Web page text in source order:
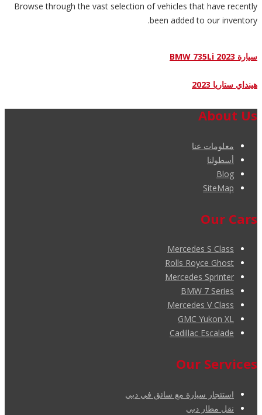
Browse through the vast selection of vehicles that have recently
been added to our inventory.
سيارة BMW 735Li 2023
هينداي ستاريا 2023
About Us
معلومات عنا
أسطولنا
Blog
SiteMap
Our Cars
Mercedes S Class
Rolls Royce Ghost
Mercedes Sprinter
BMW 7 Series
Mercedes V Class
GMC Yukon XL
Cadillac Escalade
Our Services
استئجار سيارة مع سائق في دبي
نقل مطار دبي